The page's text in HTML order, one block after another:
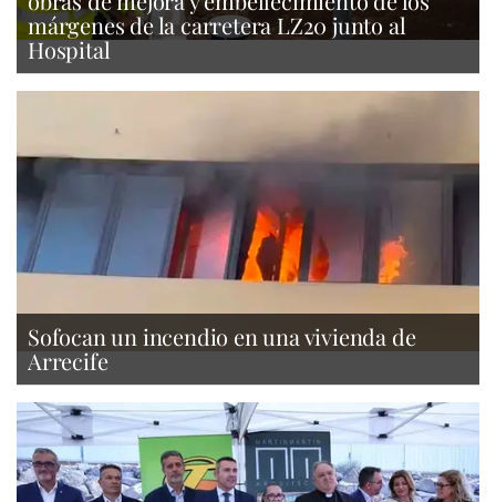
márgenes de la carretera LZ20 junto al
Hospital
Sofocan un incendio en una vivienda de
Arrecife